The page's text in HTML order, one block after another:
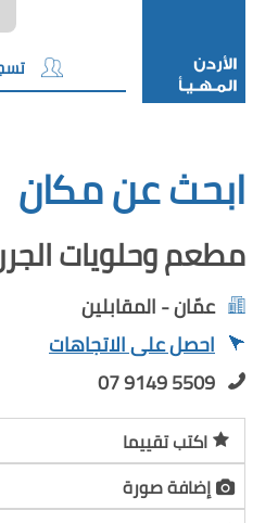
ابحث عن مكان
مطعم وحلويات
عمّان - المقابلين
احصل على الاتجاهات
07 9149 5509
اكتب تقييما
إضافة صورة